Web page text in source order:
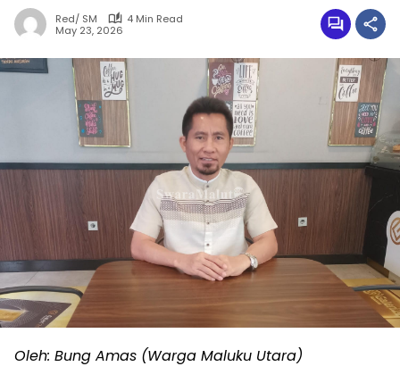
Red/ SM
4 Min Read
May 23, 2026
Oleh: Bung Amas (Warga Maluku Utara)